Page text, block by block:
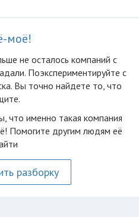
моё!
не осталоcь компаний с
Поэкспериментируйте с
Вы точно найдете то, что
что именно такая компания
Помогите другим людям её
разборку